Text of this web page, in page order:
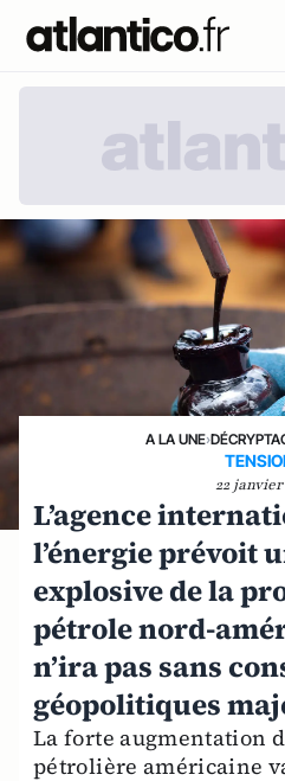
A LA UNE›
22 janvier
L’agence
l’énergie prévoit
explosive de la
pétrole nord-
n’ira pas sans
géopolitiques
La forte augmentation
pétrolière américaine